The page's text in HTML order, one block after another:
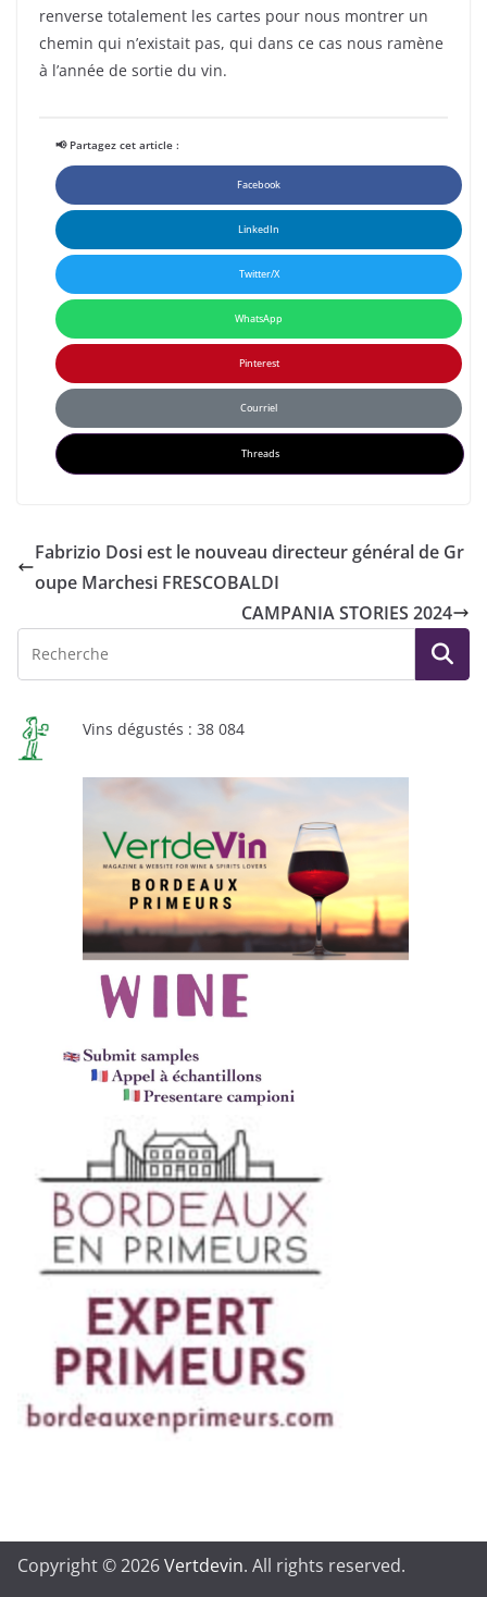
renverse totalement les cartes pour nous montrer un
chemin qui n’existait pas, qui dans ce cas nous ramène
à l’année de sortie du vin.
📢 Partagez cet article :
Facebook
LinkedIn
Twitter/X
WhatsApp
Pinterest
Courriel
Threads
Fabrizio Dosi est le nouveau directeur général de Gr
oupe Marchesi FRESCOBALDI
CAMPANIA STORIES 2024
Vins dégustés : 38 084
Copyright © 2026Vertdevin. All rights reserved.